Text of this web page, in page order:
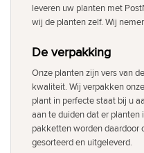
leveren uw planten met
wij de planten zelf. Wij
De verpakking
Onze planten zijn vers van
kwaliteit. Wij verpakken
plant in perfecte staat bij u
aan te duiden dat er
pakketten worden daardoor
gesorteerd en uitgeleverd.